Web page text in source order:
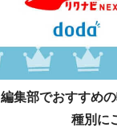
編集部でおすすめ
種別に